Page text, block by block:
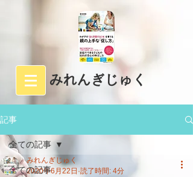
みれんぎじゅく
記事
全ての記事
全ての記事
みれんぎじゅく
2020年6月22日 読了時間: 4分